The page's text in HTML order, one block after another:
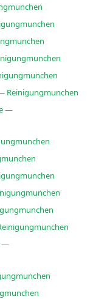
Reinigungmunchen
—
—